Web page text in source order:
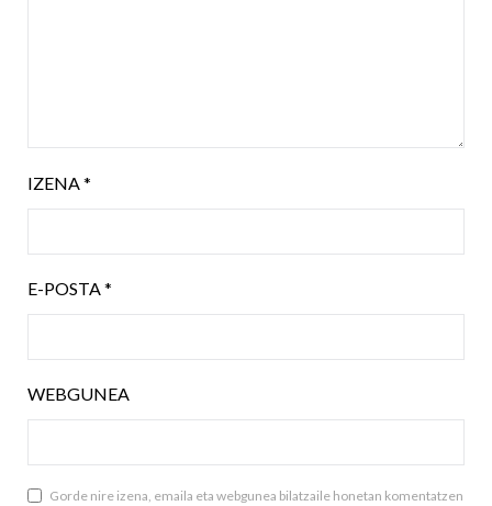
IZENA*
E-POSTA*
WEBGUNEA
Gorde nire izena, emaila eta webgunea bilatzaile honetan komentatzen